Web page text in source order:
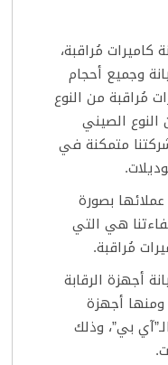
كاميرات مُراقبة،
وجميع أحجام
مُراقبة من النوع
النوع الصيني
متمكنة في
بصورة
هي التي
مُراقبة.
أجهزة الرقابة
ومنها أجهزة
بي”، وذلك